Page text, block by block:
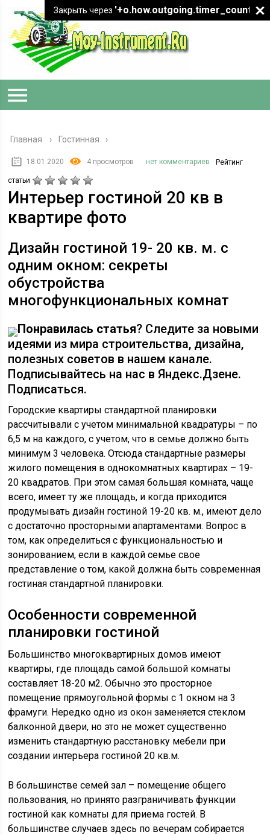
Главная › Гостинная
18.01.2020 4 просмотров нет комментариев Рейтинг
статьи
Интерьер гостиной 20 кв в
квартире фото
Дизайн гостиной 19- 20 кв. м. с
одним окном: секреты
обустройства
многофункциональных комнат
Понравилась статья? Следите за новыми
идеями из мира строительства, дизайна,
полезных советов в нашем канале.
Подписывайтесь на нас в Яндекс.Дзене.
Подписаться.
Городские квартиры стандартной планировки
рассчитывали с учетом минимальной квадратуры – по
6,5 м на каждого, с учетом, что в семье должно быть
минимум 3 человека. Отсюда стандартные размеры
жилого помещения в однокомнатных квартирах – 19-
20 квадратов. При этом самая большая комната, чаще
всего, имеет ту же площадь, и когда приходится
продумывать дизайн гостиной 19-20 кв. м., имеют дело
с достаточно просторными апартаментами. Вопрос в
том, как определиться с функциональностью и
зонированием, если в каждой семье свое
представление о том, какой должна быть современная
гостиная стандартной планировки.
Особенности современной
планировки гостиной
Большинство многоквартирных домов имеют
квартиры, где площадь самой большой комнаты
составляет 18-20 м2. Обычно это просторное
помещение прямоугольной формы с 1 окном на 3
фрамуги. Нередко одно из окон заменяется стеклом
балконной двери, но это не может существенно
изменить стандартную расстановку мебели при
создании интерьера гостиной 20 кв.м.
В большинстве семей зал – помещение общего
пользования, но принято разграничивать функции
гостиной как комнаты для приема гостей. В
большинстве случаев здесь по вечерам собирается
Закрыть через '+o.how.outgoing.timer_count+"